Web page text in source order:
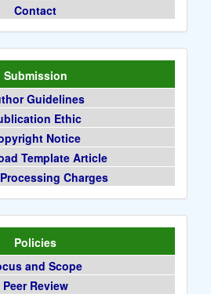
Contact
Submission
Guidelines
Ethic
Notice
Template Article
Charges
Policies
and Scope
Peer Review